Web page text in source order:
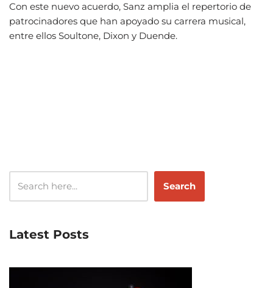
Con este nuevo acuerdo, Sanz amplia el repertorio de
patrocinadores que han apoyado su carrera musical,
entre ellos Soultone, Dixon y Duende.
Search
Latest Posts